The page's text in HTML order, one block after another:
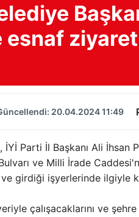
20.04.2024 11:49
İYİ Parti İl Başkanı Ali
ve Milli İrade
girdiği işyerlerinde ilgiyle
çalışacaklarını ve